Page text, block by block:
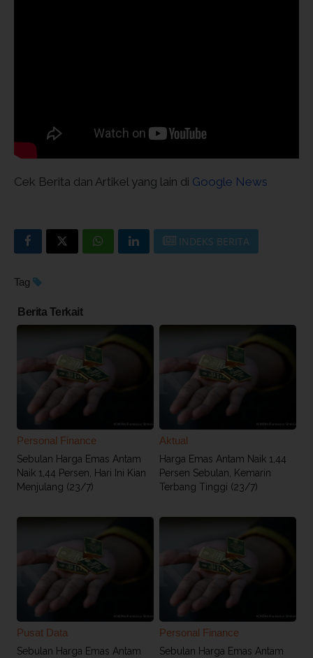
Cek Berita dan Artikel yang lain di Google News
INDEKS BERITA
Tag
Berita Terkait
Personal Finance
Sebulan Harga Emas Antam
Naik 1,44 Persen, Hari Ini Kian
Menjulang (23/7)
Aktual
Harga Emas Antam Naik 1,44
Persen Sebulan, Kemarin
Terbang Tinggi (23/7)
Pusat Data
Sebulan Harga Emas Antam
Personal Finance
Sebulan Harga Emas Antam